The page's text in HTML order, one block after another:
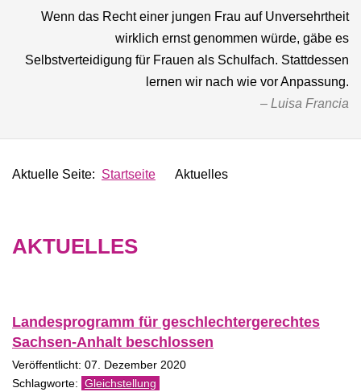
Wenn das Recht einer jungen Frau auf Unversehrtheit
wirklich ernst genommen würde, gäbe es
Selbstverteidigung für Frauen als Schulfach. Stattdessen
lernen wir nach wie vor Anpassung.
Luisa Francia
Aktuelle Seite: Startseite Aktuelles
AKTUELLES
Landesprogramm für geschlechtergerechtes
Sachsen-​Anhalt beschlossen
Veröffentlicht: 07. Dezember 2020
Gleichstellung